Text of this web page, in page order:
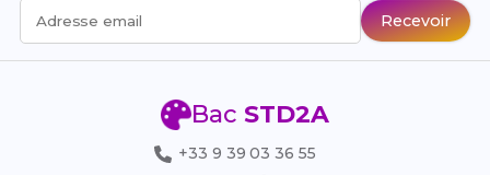
Adresse email Recevoir
Bac STD2A
+33 9 39 03 36 55